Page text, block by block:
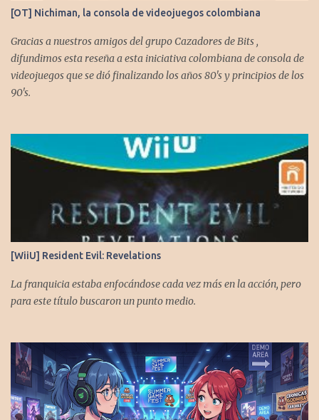
[OT] Nichiman, la consola de videojuegos colombiana
Gracias a nuestros amigos del grupo Cazadores de Bits ,
difundimos esta reseña a esta iniciativa colombiana de consola de
videojuegos que se dió finalizando los años 80's y principios de los
90's.
[WiiU] Resident Evil: Revelations
La franquicia estaba enfocándose cada vez más en la acción, pero
para este título buscaron un punto medio.